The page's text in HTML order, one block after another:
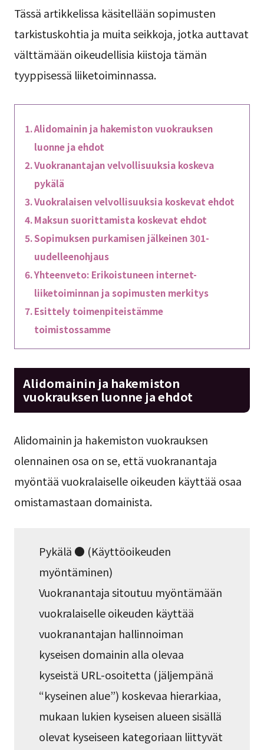
Tässä artikkelissa käsitellään sopimusten
tarkistuskohtia ja muita seikkoja, jotka auttavat
välttämään oikeudellisia kiistoja tämän
tyyppisessä liiketoiminnassa.
Alidomainin ja hakemiston vuokrauksen
luonne ja ehdot
Vuokranantajan velvollisuuksia koskeva
pykälä
Vuokralaisen velvollisuuksia koskevat ehdot
Maksun suorittamista koskevat ehdot
Sopimuksen purkamisen jälkeinen 301-
uudelleenohjaus
Yhteenveto: Erikoistuneen internet-
liiketoiminnan ja sopimusten merkitys
Esittely toimenpiteistämme
toimistossamme
Alidomainin ja hakemiston
vuokrauksen luonne ja ehdot
Alidomainin ja hakemiston vuokrauksen
olennainen osa on se, että vuokranantaja
myöntää vuokralaiselle oikeuden käyttää osaa
omistamastaan domainista.
Pykälä ● (Käyttöoikeuden
myöntäminen)
Vuokranantaja sitoutuu myöntämään
vuokralaiselle oikeuden käyttää
vuokranantajan hallinnoiman
kyseisen domainin alla olevaa
kyseistä URL-osoitetta (jäljempänä
“kyseinen alue”) koskevaa hierarkiaa,
mukaan lukien kyseisen alueen sisällä
olevat kyseiseen kategoriaan liittyvät